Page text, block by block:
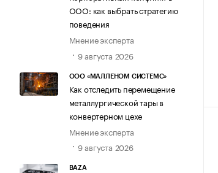
ООО: как выбрать стратегию
поведения
Мнение эксперта
9 августа 2026
ООО «МАЛЛЕНОМ СИСТЕМС»
Как отследить перемещение
металлургической тары в
конвертерном цехе
Мнение эксперта
9 августа 2026
BAZA